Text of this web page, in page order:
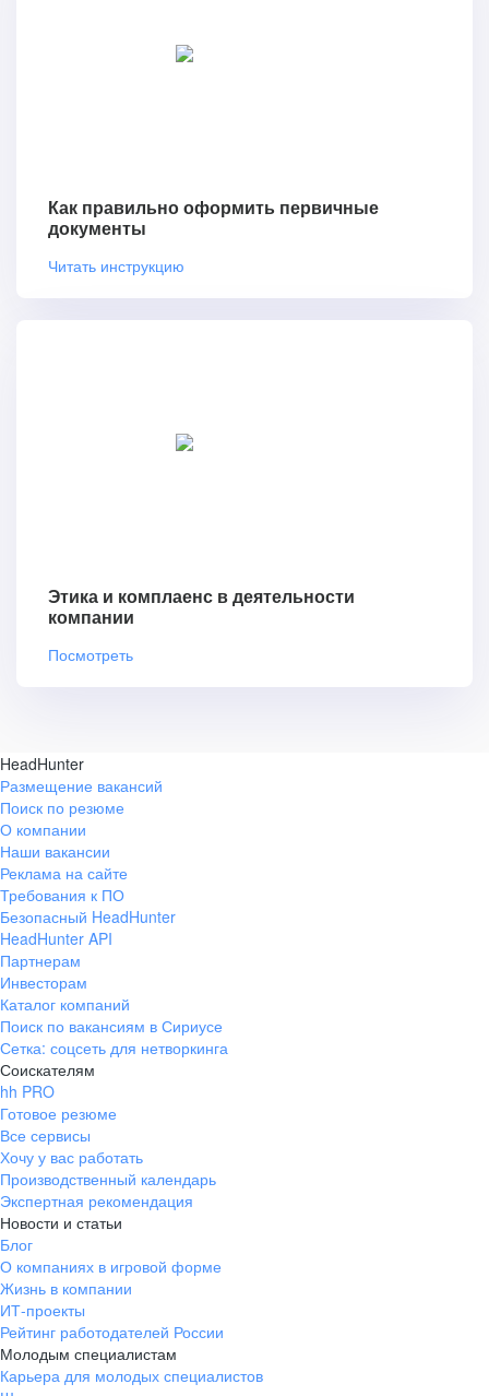
Как правильно оформить первичные
документы
Читать инструкцию
Этика и комплаенс в деятельности
компании
Посмотреть
HeadHunter
Размещение вакансий
Поиск по резюме
О компании
Наши вакансии
Реклама на сайте
Требования к ПО
Безопасный HeadHunter
HeadHunter API
Партнерам
Инвесторам
Каталог компаний
Поиск по вакансиям в Сириусе
Сетка: соцсеть для нетворкинга
Соискателям
hh PRO
Готовое резюме
Все сервисы
Хочу у вас работать
Производственный календарь
Экспертная рекомендация
Новости и статьи
Блог
О компаниях в игровой форме
Жизнь в компании
ИТ-проекты
Рейтинг работодателей России
Молодым специалистам
Карьера для молодых специалистов